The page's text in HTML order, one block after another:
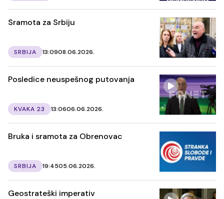
Sramota za Srbiju
SRBIJA 13:0908.06.2026.
Posledice neuspešnog putovanja
KVAKA 23 13:0606.06.2026.
Bruka i sramota za Obrenovac
SRBIJA 19:4505.06.2026.
Geostrateški imperativ